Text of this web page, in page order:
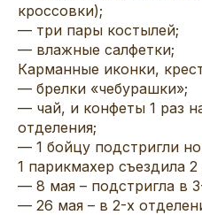
кроссовки);
— три пары костылей;
— влажные салфетки;
Карманные иконки,
— брелки «чебурашки»;
— чай, и конфеты 1 раз
отделения;
— 1 бойцу подстригли
1 парикмахер съездила 2
— 8 мая – подстригла в
— 26 мая – в 2-х